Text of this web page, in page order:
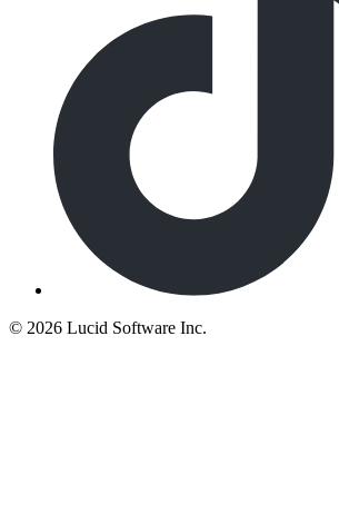
© 2026 Lucid Software Inc.